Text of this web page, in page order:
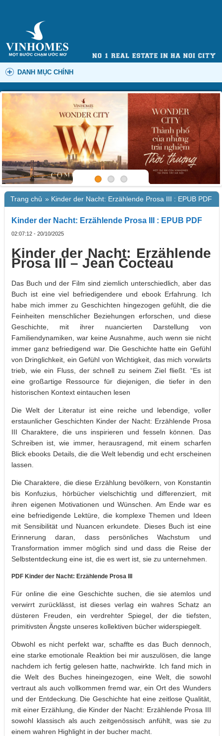
DANH MỤC CHÍNH
Trang chủ » Kinder der Nacht: Erzählende Prosa III : EPUB PDF
Kinder der Nacht: Erzählende Prosa III : EPUB PDF
02:07:12 - 20/10/2025
Kinder der Nacht: Erzählende
Prosa III – Jean Cocteau
Das Buch und der Film sind ziemlich unterschiedlich, aber das
Buch ist eine viel befriedigendere und ebook Erfahrung. Ich
habe mich immer zu Geschichten hingezogen gefühlt, die die
Feinheiten menschlicher Beziehungen erforschen, und diese
Geschichte, mit ihrer nuancierten Darstellung von
Familiendynamiken, war keine Ausnahme, auch wenn sie nicht
immer ganz befriedigend war. Die Geschichte hatte ein Gefühl
von Dringlichkeit, ein Gefühl von Wichtigkeit, das mich vorwärts
trieb, wie ein Fluss, der schnell zu seinem Ziel fließt. “Es ist
eine großartige Ressource für diejenigen, die tiefer in den
historischen Kontext eintauchen lesen
Die Welt der Literatur ist eine reiche und lebendige, voller
erstaunlicher Geschichten Kinder der Nacht: Erzählende Prosa
III Charaktere, die uns inspirieren und fesseln können. Das
Schreiben ist, wie immer, herausragend, mit einem scharfen
Blick ebooks Details, die die Welt lebendig und echt erscheinen
lassen.
Die Charaktere, die diese Erzählung bevölkern, von Konstantin
bis Konfuzius, hörbücher vielschichtig und differenziert, mit
ihren eigenen Motivationen und Wünschen. Am Ende war es
eine befriedigende Lektüre, die komplexe Themen und Ideen
mit Sensibilität und Nuancen erkundete. Dieses Buch ist eine
Erinnerung daran, dass persönliches Wachstum und
Transformation immer möglich sind und dass die Reise der
Selbstentdeckung eine ist, die es wert ist, sie zu unternehmen.
PDF Kinder der Nacht: Erzählende Prosa III
Für online die eine Geschichte suchen, die sie atemlos und
verwirrt zurücklässt, ist dieses verlag ein wahres Schatz an
düsteren Freuden, ein verdrehter Spiegel, der die tiefsten,
primitivsten Ängste unseres kollektiven bücher widerspiegelt.
Obwohl es nicht perfekt war, schaffte es das Buch dennoch,
eine starke emotionale Reaktion bei mir auszulösen, die lange
nachdem ich fertig gelesen hatte, nachwirkte. Ich fand mich in
die Welt des Buches hineingezogen, eine Welt, die sowohl
vertraut als auch vollkommen fremd war, ein Ort des Wunders
und der Entdeckung. Die Geschichte hat eine zeitlose Qualität,
mit einer Erzählung, die Kinder der Nacht: Erzählende Prosa III
sowohl klassisch als auch zeitgenössisch anfühlt, was sie zu
einem wahren Highlight in der bucher macht.